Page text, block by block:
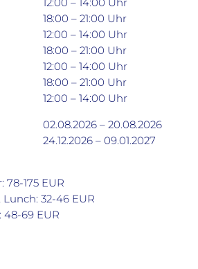
18:00 – 21:00 Uhr
12:00 – 14:00 Uhr
18:00 – 21:00 Uhr
12:00 – 14:00 Uhr
18:00 – 21:00 Uhr
12:00 – 14:00 Uhr
02.08.2026 – 20.08.2026
24.12.2026 – 09.01.2027
78-175 EUR
32-46 EUR
69 EUR